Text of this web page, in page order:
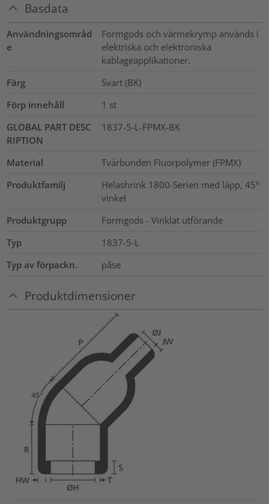
Basdata
Användningsområd
e
Formgods och värmekrymp används i
elektriska och elektroniska
kablageapplikationer.
Färg
Svart (BK)
Förp innehåll
1 st
GLOBAL PART DESC
RIPTION
1837-5-L-FPMX-BK
Material
Tvärbunden Fluorpolymer (FPMX)
Produktfamilj
Helashrink 1800-Serien med läpp, 45°
vinkel
Produktgrupp
Formgods - Vinklat utförande
Typ
1837-5-L
Typ av förpackn.
påse
Produktdimensioner